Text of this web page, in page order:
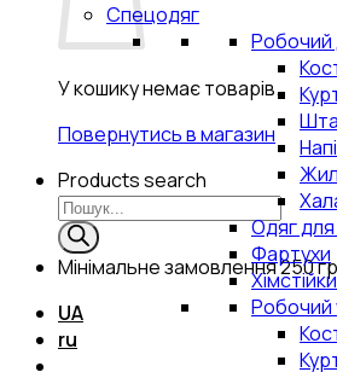
У кошику немає товарів.
Повернутись в магазин
Products search
Мінімальне замовлення250
UA
ru
Спецодяг
Робочий
Одяг для
Фартухи
Робочий